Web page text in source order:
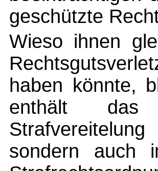
geschützte
Wieso ihnen
haben könnte,
enthält das
sondern auch